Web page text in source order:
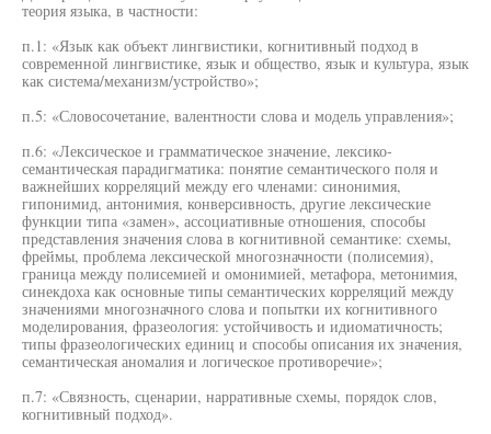
теория языка, в частности:
п.1: «Язык как объект лингвистики, когнитивный подход в
современной лингвистике, язык и общество, язык и культура, язык
как система/механизм/устройство»;
п.5: «Словосочетание, валентности слова и модель управления»;
п.6: «Лексическое и грамматическое значение, лексико-
семантическая парадигматика: понятие семантического поля и
важнейших корреляций между его членами: синонимия,
гипонимид, антонимия, конверсивность, другие лексические
функции типа «замен», ассоциативные отношения, способы
представления значения слова в когнитивной семантике: схемы,
фреймы, проблема лексической многозначности (полисемия),
граница между полисемией и омонимией, метафора, метонимия,
синекдоха как основные типы семантических корреляций между
значениями многозначного слова и попытки их когнитивного
моделирования, фразеология: устойчивость и идиоматичность;
типы фразеологических единиц и способы описания их значения,
семантическая аномалия и логическое противоречие»;
п.7: «Связность, сценарии, нарративные схемы, порядок слов,
когнитивный подход».